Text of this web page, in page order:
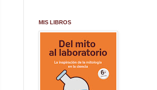
MIS LIBROS